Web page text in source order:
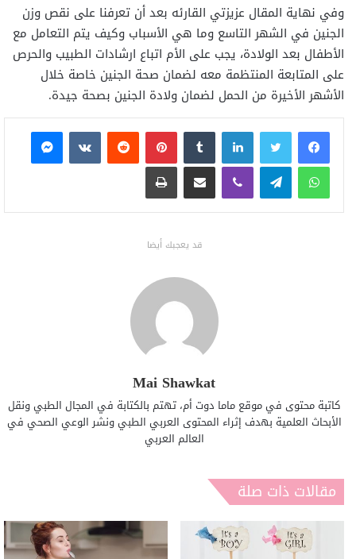
وفي نهاية المقال عزيزتي القارئه بعد أن تعرفنا على نقص وزن
الجنين في الشهر التاسع وما هي الأسباب وكيف يتم التعامل مع
الأطفال بعد الولادة، يجب على الأم اتباع ارشادات الطبيب والحرص
على المتابعة المنتظمة معه لضمان صحة الجنين خاصة خلال
الأشهر الأخيرة من الحمل لضمان ولادة الجنين بصحة جيدة.
فيسبوكتويتر لينكدإن بينتيريست
ماسنجر
واتساب تيلقرام ڤايبر مشاركة عبر البريد طباعة
قد يعجبك أيضا
Mai Shawkat
كاتبة محتوى في موقع ماما دوت أم، تهتم بالكتابة في المجال الطبي ونقل
الأبحاث العلمية بهدف إثراء المحتوى العربي الطبي ونشر الوعي الصحي في
العالم العربي
مقالات ذات صلة